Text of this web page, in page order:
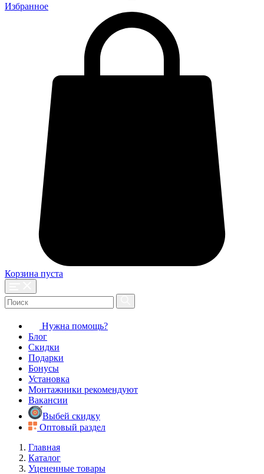
Избранное
Корзина пуста
Нужна помощь?
Блог
Скидки
Подарки
Бонусы
Установка
Монтажники рекомендуют
Вакансии
Выбей скидку
Оптовый раздел
Главная
Каталог
Уцененные товары